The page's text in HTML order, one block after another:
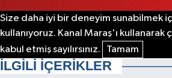
Size daha iyi bir deneyim sunabilmek
kullanıyoruz. Kanal Maraş'ı kullanarak
kabul etmiş sayılırsınız.
Tamam